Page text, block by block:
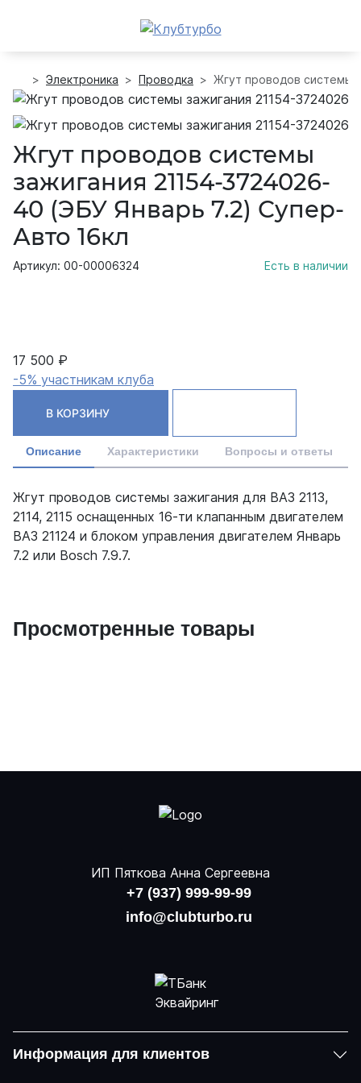
Электроника Проводка Жгут проводов системы
Жгут проводов системы
зажигания 21154-3724026-
40 (ЭБУ Январь 7.2) Супер-
Авто 16кл
Артикул: 00-00006324 Есть в наличии
17 500 ₽
-5% участникам клуба
В КОРЗИНУ
Описание Характеристики Вопросы и ответы
Жгут проводов системы зажигания для ВАЗ 2113,
2114, 2115 оснащенных 16-ти клапанным двигателем
ВАЗ 21124 и блоком управления двигателем Январь
7.2 или Bosch 7.9.7.
Просмотренные товары
ИП Пяткова Анна Сергеевна
+7 (937) 999-99-99
info@clubturbo.ru
Информация для клиентов